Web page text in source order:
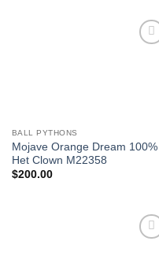
BALL PYTHONS
Mojave Orange Dream 100%
Het Clown M22358
$200.00